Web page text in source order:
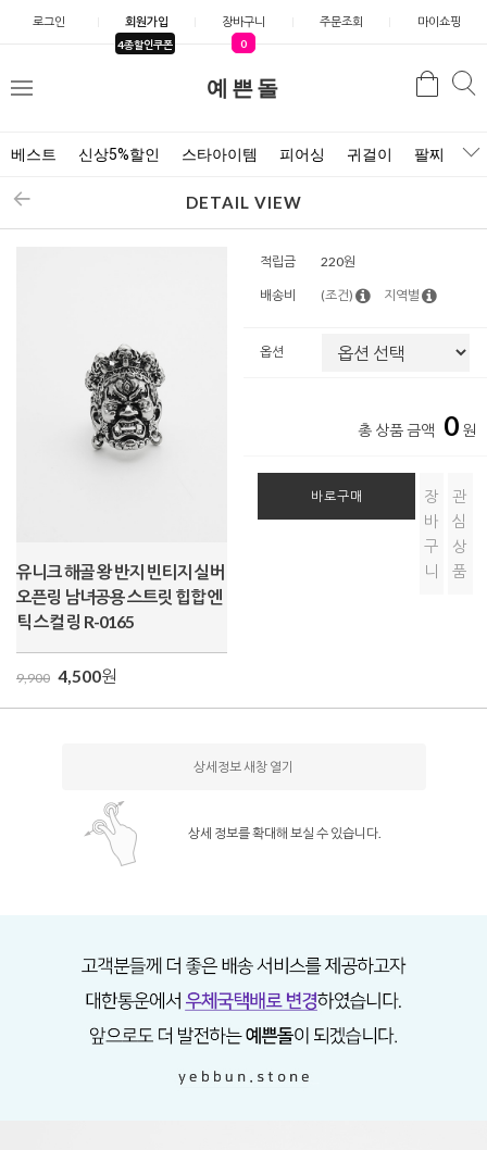
로그인 회원가입
4종할인쿠폰
장바구니
0
주문조회 마이쇼핑
예쁜돌
메
검색
베스트 신상5%할인 스타아이템 피어싱 귀걸이 팔찌 목
DETAIL VIEW
유니크 해골 왕 반지 빈티지 실버
오픈링 남녀공용 스트릿 힙합 엔
틱 스컬 링 R-0165
9,900 4,500원
적립금 220원
배송비 (조건) 지역별
옵션
총 상품 금액 0 원
바로구매
장
바
구
니
관
심
상
품
상세정보 새창 열기
상세 정보를 확대해 보실 수 있습니다.